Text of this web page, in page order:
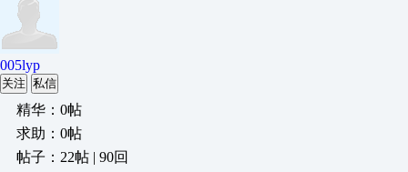
005lyp
关注 私信
精华：0帖
求助：0帖
帖子：22帖 | 90回